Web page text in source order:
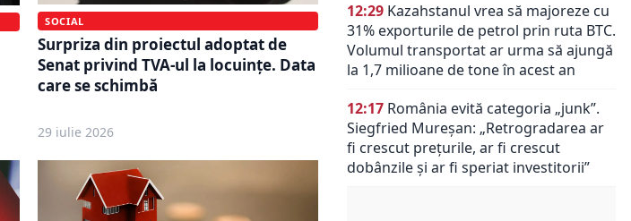
SOCIAL
Surpriza din proiectul adoptat de
Senat privind TVA-ul la locuințe. Data
care se schimbă
29 iulie 2026
12:29 Kazahstanul vrea să majoreze cu
31% exporturile de petrol prin ruta BTC.
Volumul transportat ar urma să ajungă
la 1,7 milioane de tone în acest an
12:17 România evită categoria „junk”.
Siegfried Mureșan: „Retrogradarea ar
fi crescut preţurile, ar fi crescut
dobânzile şi ar fi speriat investitorii”